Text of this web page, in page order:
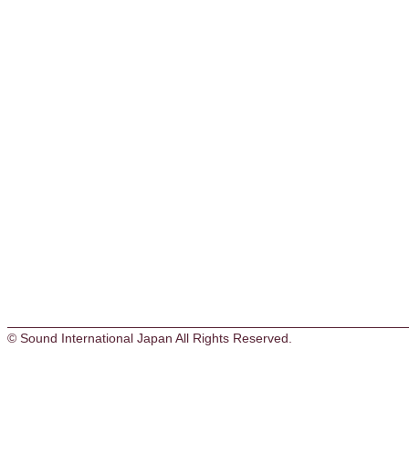
© Sound International Japan All Rights Reserved.